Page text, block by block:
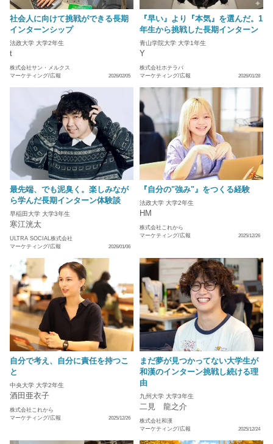
社会人に向けて挑戦ができる長期
インターンシップ
法政大学 大学2年生
t
株式会社サン・メルクス
マーケティング/広報
2026/02/05
『早い』より『本気』を選んだ。1
年生から挑戦した長期インターン
青山学院大学 大学1年生
Y
株式会社ホテラバ
マーケティング/広報
2026/01/28
最先端、でも泥臭く。楽しみなが
ら学んだ長期インターン体験談
早稲田大学 大学3年生
寒江洸太
ULTRA SOCIAL株式会社
マーケティング/広報
2026/01/06
『自分の"強み"』をつくる経験
法政大学 大学2年生
HM
株式会社これから
マーケティング/広報
2025/12/26
自分で考え、自分に責任を持つこ
と
中央大学 大学2年生
酒田亜衣子
株式会社これから
マーケティング/広報
2025/12/26
まだ夢が見つかってない大学生が
和漢のインターン挑戦し続ける理
由
九州大学 大学3年生
二見 龍之介
株式会社和漢
マーケティング/広報
2025/12/24